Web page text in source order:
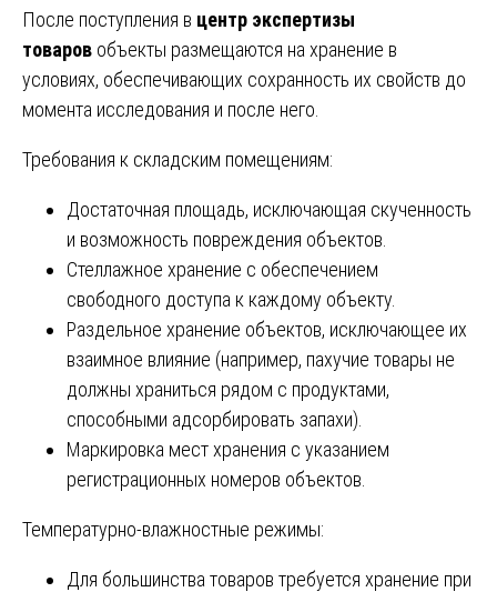
После поступления в центр экспертизы
товаров объекты размещаются на хранение в
условиях, обеспечивающих сохранность их свойств до
момента исследования и после него.
Требования к складским помещениям:
Достаточная площадь, исключающая скученность
и возможность повреждения объектов.
Стеллажное хранение с обеспечением
свободного доступа к каждому объекту.
Раздельное хранение объектов, исключающее их
взаимное влияние (например, пахучие товары не
должны храниться рядом с продуктами,
способными адсорбировать запахи).
Маркировка мест хранения с указанием
регистрационных номеров объектов.
Температурно-влажностные режимы:
Для большинства товаров требуется хранение при